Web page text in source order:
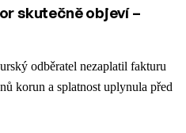
skutečně objeví –
odběratel nezaplatil fakturu
korun a splatnost uplynula před